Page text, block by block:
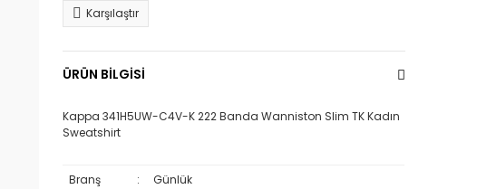
Karşılaştır
ÜRÜN BİLGİSİ
Kappa 341H5UW-C4V-K 222 Banda Wanniston Slim TK Kadın
Sweatshirt
Branş : Günlük